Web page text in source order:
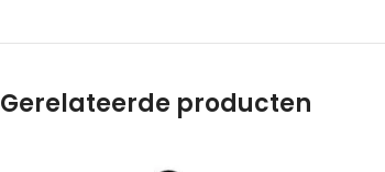
Gerelateerde producten